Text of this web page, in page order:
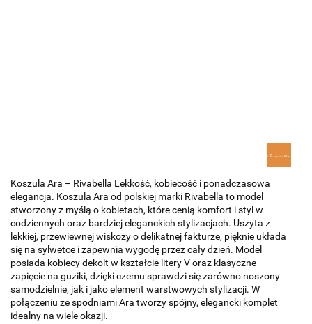
Koszula Ara – Rivabella Lekkość, kobiecość i ponadczasowa
elegancja. Koszula Ara od polskiej marki Rivabella to model
stworzony z myślą o kobietach, które cenią komfort i styl w
codziennych oraz bardziej eleganckich stylizacjach. Uszyta z
lekkiej, przewiewnej wiskozy o delikatnej fakturze, pięknie układa
się na sylwetce i zapewnia wygodę przez cały dzień. Model
posiada kobiecy dekolt w kształcie litery V oraz klasyczne
zapięcie na guziki, dzięki czemu sprawdzi się zarówno noszony
samodzielnie, jak i jako element warstwowych stylizacji. W
połączeniu ze spodniami Ara tworzy spójny, elegancki komplet
idealny na wiele okazji.